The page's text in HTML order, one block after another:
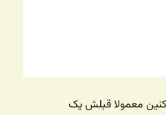
معمولا قبلش یک